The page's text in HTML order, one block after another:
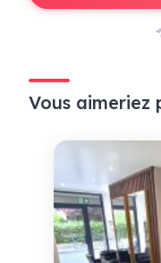
Vous aimeriez